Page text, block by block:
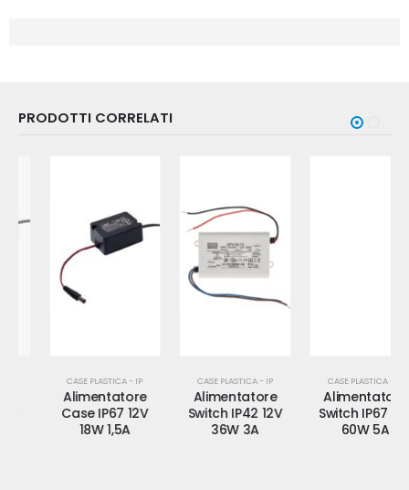
PRODOTTI CORRELATI
CASE PLASTICA - IP
Alimentatore
Case IP67 12V
18W 1,5A
CASE PLASTICA - IP
Alimentatore
Switch IP42 12V
36W 3A
CASE PLASTICA - IP
Alimentatore
Switch IP67 12V
60W 5A